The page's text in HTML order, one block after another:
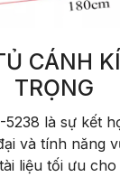
CÁNH
TRỌNG
là sự kết
và tính năng
liệu tối ưu